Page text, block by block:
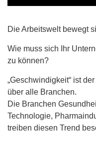
HR Transformation
Recruiting Strategie
Retention
Strategic Workforce
Die Arbeitswelt bewegt
Wie muss sich Ihr
zu können?
„Geschwindigkeit“ ist
über alle Branchen.
Die Branchen
Technologie,
treiben diesen Trend